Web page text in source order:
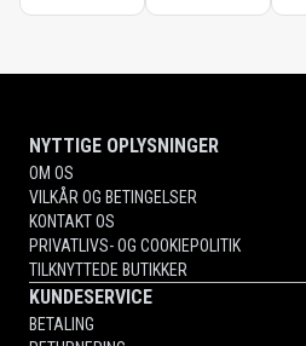
NYTTIGE OPLYSNINGER
OM OS
VILKÅR OG BETINGELSER
KONTAKT OS
PRIVATLIVS- OG COOKIEPOLITIK
TILKNYTTEDE BUTIKKER
KUNDESERVICE
BETALING